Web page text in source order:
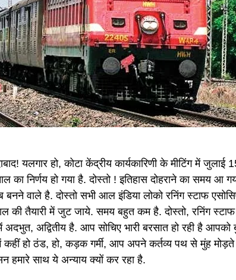
यलगार हो, कोटा केंद्रीय कार्यकारिणी के मीटिंग में जुलाई
निर्णय हो गया है. दोस्तो ! इतिहास दोहराने का समय आ
बनने वाले है. दोस्तो सभी आल इंडिया लोको रनिंग स्टाफ
की तैयारी में जुट जाये. समय बहुत कम है. दोस्तो, रनिंग
अदभुत, अद्वितीय है. आप सोचिए भारी बरसात हो रही है आपको
हो ठंड, हो, कड़क गर्मी, आप अपने कर्तव्य पथ से मुंह मोड़ते
हमारे साथ ये अन्याय क्यों कर रहा है.